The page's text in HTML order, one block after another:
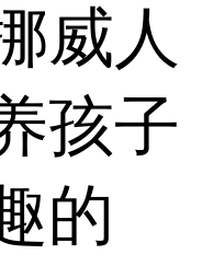
威人
孩子
的